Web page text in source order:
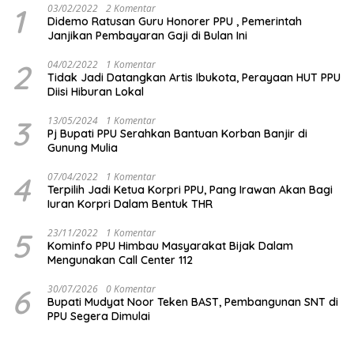
1 03/02/2022 2 Komentar
Didemo Ratusan Guru Honorer PPU , Pemerintah
Janjikan Pembayaran Gaji di Bulan Ini
2 04/02/2022 1 Komentar
Tidak Jadi Datangkan Artis Ibukota, Perayaan HUT PPU
Diisi Hiburan Lokal
3 13/05/2024 1 Komentar
Pj Bupati PPU Serahkan Bantuan Korban Banjir di
Gunung Mulia
4 07/04/2022 1 Komentar
Terpilih Jadi Ketua Korpri PPU, Pang Irawan Akan Bagi
Iuran Korpri Dalam Bentuk THR
5 23/11/2022 1 Komentar
Kominfo PPU Himbau Masyarakat Bijak Dalam
Mengunakan Call Center 112
6 30/07/2026 0 Komentar
Bupati Mudyat Noor Teken BAST, Pembangunan SNT di
PPU Segera Dimulai